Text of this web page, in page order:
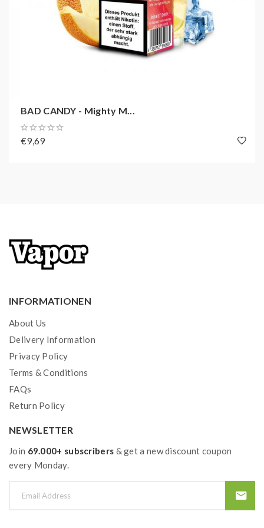
Durch die bessere Nikotinaufnahme benötigt man auch
weniger Akkuleistung und vor allem fällt der Umstieg
von ehemaligen Rauchern leichter.
BAD CANDY - Mighty M...
€9,69
INFORMATIONEN
About Us
Delivery Information
Privacy Policy
Terms & Conditions
FAQs
Return Policy
NEWSLETTER
Join 69.000+ subscribers & get a new discount coupon
every Monday.